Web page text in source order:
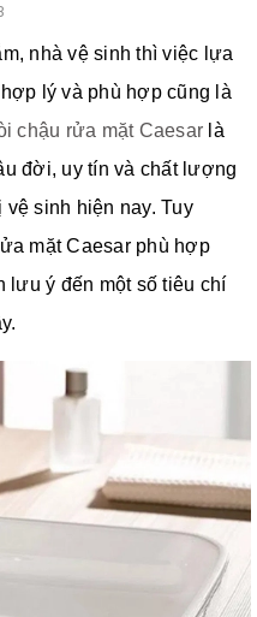
nhà vệ sinh thì việc lựa
lý và phù hợp cũng là
chậu rửa mặt Caesar là
đời, uy tín và chất lượng
sinh hiện nay. Tuy
mặt Caesar phù hợp
lưu ý đến một số tiêu chí